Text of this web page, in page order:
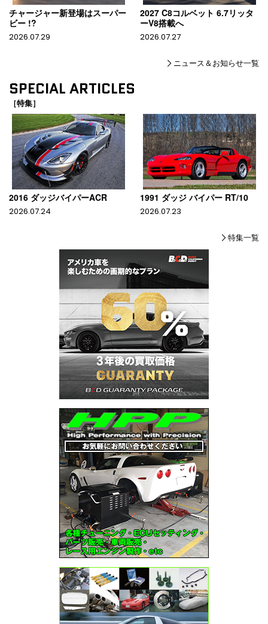
チャージャー新登場はスーパー
ビー !?
2026.07.29
2027 C8コルベット 6.7リッタ
ーV8搭載へ
2026.07.27
ニュース＆お知らせ一覧
SPECIAL ARTICLES
［特集］
2016 ダッジバイパーACR
2026.07.24
1991 ダッジ バイパー RT/10
2026.07.23
特集一覧